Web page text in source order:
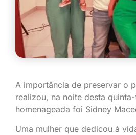
A importância de preservar o
realizou, na noite desta
homenageada foi Sidney
Uma mulher que dedicou à